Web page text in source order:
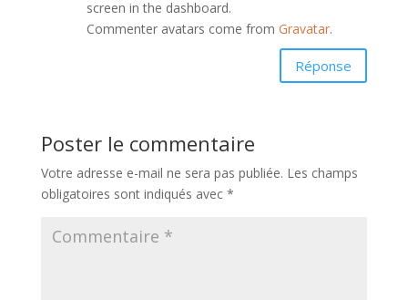
screen in the dashboard.
Commenter avatars come from Gravatar.
Réponse
Poster le commentaire
Votre adresse e-mail ne sera pas publiée. Les champs
obligatoires sont indiqués avec *